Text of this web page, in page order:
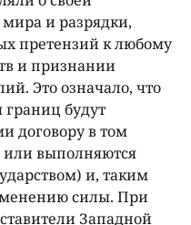
и разрядки,
претензий к любому
и признании
Это означало, что
будут
договору в том
или выполняются
и, таким
силы. При
Западной